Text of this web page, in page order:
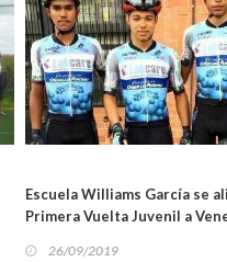
Escuela Williams García se
Primera Vuelta Juvenil a
26/09/2019